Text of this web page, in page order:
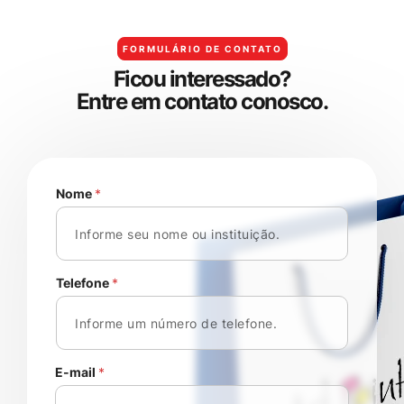
FORMULÁRIO DE CONTATO
Ficouinteressado?
Entreemcontatoconosco.
Nome *
Telefone *
E-mail *